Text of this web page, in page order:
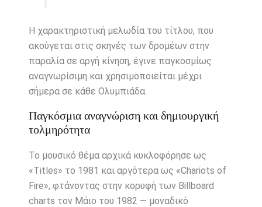
Η χαρακτηριστική μελωδία του τίτλου, που
ακούγεται στις σκηνές των δρομέων στην
παραλία σε αργή κίνηση, έγινε παγκοσμίως
αναγνωρίσιμη και χρησιμοποιείται μέχρι
σήμερα σε κάθε Ολυμπιάδα.
Παγκόσμια αναγνώριση και δημιουργική
τολμηρότητα
Το μουσικό θέμα αρχικά κυκλοφόρησε ως
«Titles» το 1981 και αργότερα ως «Chariots of
Fire», φτάνοντας στην κορυφή των Billboard
charts τον Μάιο του 1982 — μοναδικό